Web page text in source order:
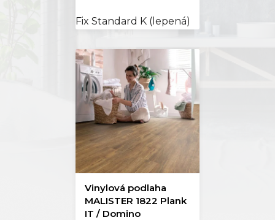
Fix Standard K (lepená)
Vinylová podlaha
MALISTER 1822 Plank
IT / Domino